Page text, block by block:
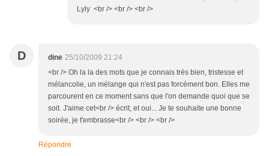
Lyly <br /> <br /> <br />
D dine 25/10/2009 21:24
<br /> Oh la la des mots que je connais très bien, tristesse et
mélancolie, un mélange qui n'est pas forcément bon. Elles me
parcourent en ce moment sans que l'on demande quoi que se
soit. J'aime cet<br /> écrit, et oui... Je te souhaite une bonne
soirée, je t'embrasse<br /> <br /> <br />
Répondre